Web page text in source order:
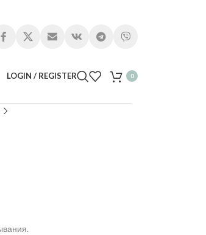
LOGIN / REGISTER 0